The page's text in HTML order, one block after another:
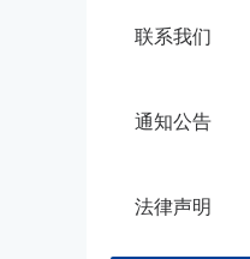
联系我们
通知公告
法律声明